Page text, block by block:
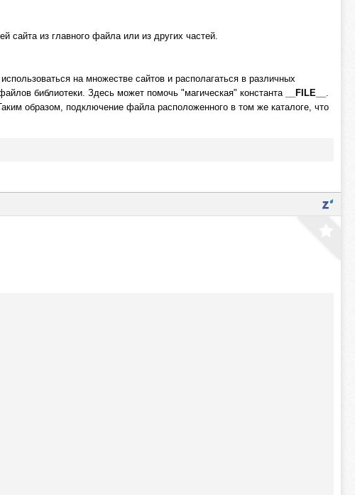
сайта из главного файла или из других частей.
на множестве сайтов и располагаться в различных
библиотеки. Здесь может помочь "магическая" константа
__FILE__ .
образом, подключение файла расположенного в том же каталоге, что